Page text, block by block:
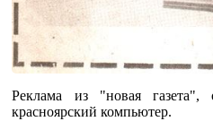
Реклама из "новая газета",
красноярский компьютер.